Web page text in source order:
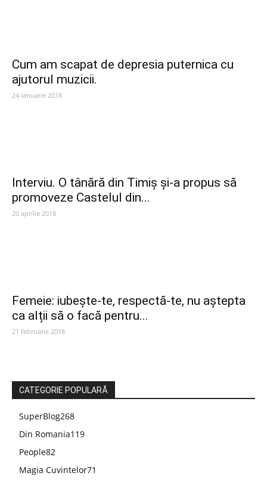
Cum am scapat de depresia puternica cu
ajutorul muzicii.
24 ianuarie 2018
Interviu. O tânără din Timiș și-a propus să
promoveze Castelul din...
20 aprilie 2018
Femeie: iubește-te, respectă-te, nu aștepta
ca alții să o facă pentru...
21 februarie 2018
CATEGORIE POPULARĂ
SuperBlog268
Din Romania119
People82
Magia Cuvintelor71